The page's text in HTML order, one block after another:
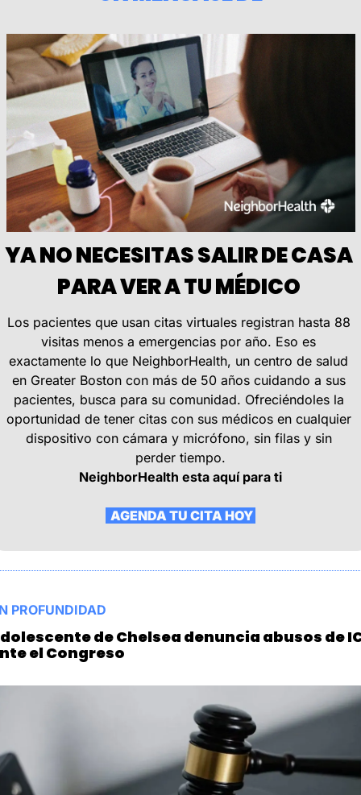
YA NO NECESITAS SALIR DE CASA
PARA VER A TU MÉDICO
Los pacientes que usan citas virtuales registran hasta 88
visitas menos a emergencias por año. Eso es
exactamente lo que NeighborHealth, un centro de salud
en Greater Boston con más de 50 años cuidando a sus
pacientes, busca para su comunidad. Ofreciéndoles la
oportunidad de tener citas con sus médicos en cualquier
dispositivo con cámara y micrófono, sin filas y sin
perder tiempo.
NeighborHealth esta aquí para ti
  AGENDA TU CITA HOY
PROFUNDIDAD
de Chelsea denuncia abusos de
el Congreso